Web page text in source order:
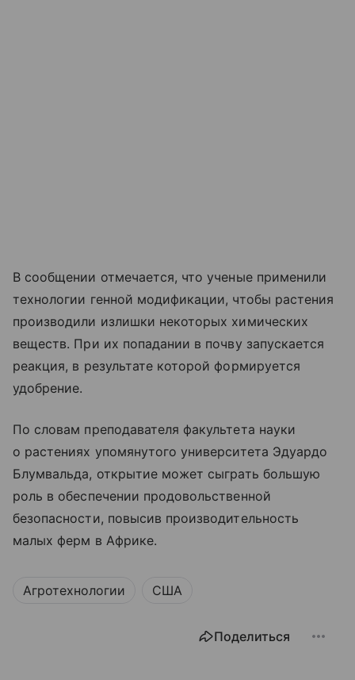
В сообщении отмечается, что ученые применили
технологии генной модификации, чтобы растения
производили излишки некоторых химических
веществ. При их попадании в почву запускается
реакция, в результате которой формируется
удобрение.
По словам преподавателя факультета науки
о растениях упомянутого университета Эдуардо
Блумвальда, открытие может сыграть большую
роль в обеспечении продовольственной
безопасности, повысив производительность
малых ферм в Африке.
Агротехнологии США
Поделиться